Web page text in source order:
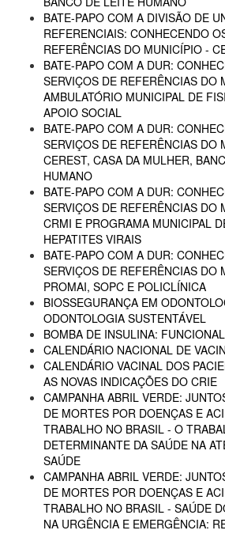
BATE-PAPO COM A DIVISÃO DE
REFERENCIAIS: CONHECENDO
REFERÊNCIAS DO MUNICÍPIO -
BATE-PAPO COM A DUR:
SERVIÇOS DE REFERÊNCIAS DO
AMBULATÓRIO MUNICIPAL DE
APOIO SOCIAL
BATE-PAPO COM A DUR:
SERVIÇOS DE REFERÊNCIAS DO
CEREST, CASA DA MULHER,
HUMANO
BATE-PAPO COM A DUR:
SERVIÇOS DE REFERÊNCIAS DO
CRMI E PROGRAMA MUNICIPAL
HEPATITES VIRAIS
BATE-PAPO COM A DUR:
SERVIÇOS DE REFERÊNCIAS DO
PROMAI, SOPC E POLICLÍNICA
BIOSSEGURANÇA EM
ODONTOLOGIA SUSTENTÁVEL
BOMBA DE INSULINA:
CALENDÁRIO NACIONAL DE
CALENDÁRIO VACINAL DOS
AS NOVAS INDICAÇÕES DO CRIE
CAMPANHA ABRIL VERDE:
DE MORTES POR DOENÇAS E
TRABALHO NO BRASIL - O
DETERMINANTE DA SAÚDE NA
SAÚDE
CAMPANHA ABRIL VERDE:
DE MORTES POR DOENÇAS E
TRABALHO NO BRASIL - SAÚDE
NA URGÊNCIA E EMERGÊNCIA: